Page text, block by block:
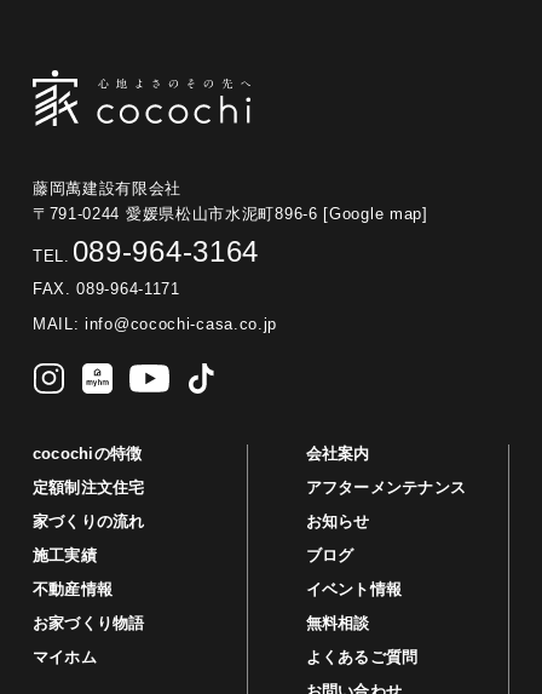
藤岡萬建設有限会社
〒791-0244 愛媛県松山市水泥町896-6
[Google map]
TEL. 089-964-3164
FAX. 089-964-1171
MAIL: info@cocochi-casa.co.jp
cocochiの特徴
定額制注文住宅
家づくりの流れ
施工実績
不動産情報
お家づくり物語
マイホム
会社案内
アフターメンテナンス
お知らせ
ブログ
イベント情報
無料相談
よくあるご質問